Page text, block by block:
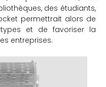
des étudiants,
permettrait alors de
et de favoriser la
entreprises.